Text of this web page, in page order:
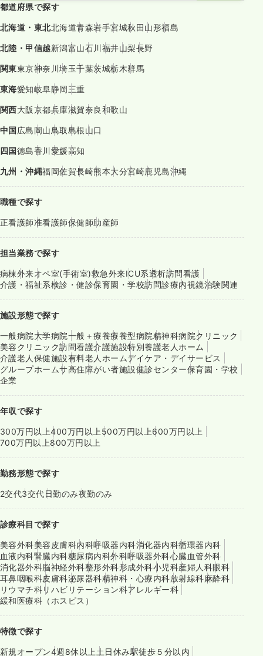
都道府県で探す
北海道・東北北海道青森岩手宮城秋田山形福島
北陸・甲信越新潟富山石川福井山梨長野
関東東京神奈川埼玉千葉茨城栃木群馬
東海愛知岐阜静岡三重
関西大阪京都兵庫滋賀奈良和歌山
中国広島岡山鳥取島根山口
四国徳島香川愛媛高知
九州・沖縄福岡佐賀長崎熊本大分宮崎鹿児島沖縄
職種で探す
正看護師准看護師保健師助産師
担当業務で探す
病棟外来オペ室(手術室)救急外来ICU系透析訪問看護
介護・福祉系検診・健診保育園・学校訪問診療内視鏡治験関連
施設形態で探す
一般病院大学病院一般＋療養療養型病院精神科病院クリニック
美容クリニック訪問看護介護施設特別養護老人ホーム
介護老人保健施設有料老人ホームデイケア・デイサービス
グループホームサ高住障がい者施設健診センター保育園・学校
企業
年収で探す
300万円以上400万円以上 500万円以上600万円以上
700万円以上800万円以上
勤務形態で探す
2交代3交代日勤のみ夜勤のみ
診療科目で探す
美容外科美容皮膚科内科呼吸器内科消化器内科循環器内科
血液内科腎臓内科糖尿病内科外科呼吸器外科心臓血管外科
消化器外科脳神経外科整形外科形成外科小児科産婦人科眼科
耳鼻咽喉科皮膚科泌尿器科精神科・心療内科放射線科麻酔科
リウマチ科リハビリテーション科アレルギー科
緩和医療科（ホスピス）
特徴で探す
新規オープン4週8休以上 土日休み駅徒歩５分以内